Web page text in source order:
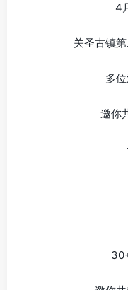
4
关圣古镇
多
邀你